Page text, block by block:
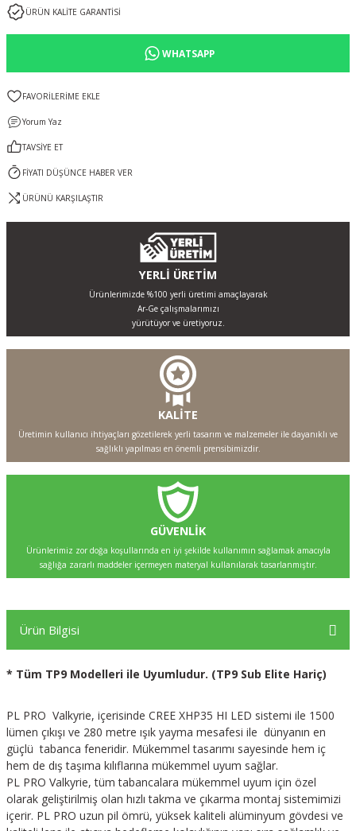
ÜRÜN KALİTE GARANTİSİ
WHATSAPP
Yorum Yaz
TAVSİYE ET
FİYATI DÜŞÜNCE HABER VER
ÜRÜNÜ KARŞILAŞTIR
YERLİ ÜRETİM
Ürünlerimizde %100 yerli üretimi amaçlayarak
Ar-Ge çalışmalarımızı
yürütüyor ve üretiyoruz.
KALİTE
Üretimin kullanıcı ihtiyaçları gözetilerek yerli tasarım ve malzemeler ile dayanıklı ve
sağlıklı yapılması en önemli prensibimizdir.
GÜVENLİK
Ürünlerimiz zor doğa koşullarında en iyi şekilde kullanımın sağlamak amacıyla
sağlığa zararlı maddeler içermeyen materyal kullanılarak tasarlanmıştır.
Ürün Bilgisi
* Tüm TP9 Modelleri ile Uyumludur. (TP9 Sub Elite Hariç)
PL PRO Valkyrie, içerisinde CREE XHP35 HI LED sistemi ile 1500
lümen çıkışı ve 280 metre ışık yayma mesafesi ile dünyanın en
güçlü tabanca feneridir. Mükemmel tasarımı sayesinde hem iç
hem de dış taşıma kılıflarına mükemmel uyum sağlar.
PL PRO Valkyrie, tüm tabancalara mükemmel uyum için özel
olarak geliştirilmiş olan hızlı takma ve çıkarma montaj sistemimizi
içerir. PL PRO uzun pil ömrü, yüksek kaliteli alüminyum gövdesi ve